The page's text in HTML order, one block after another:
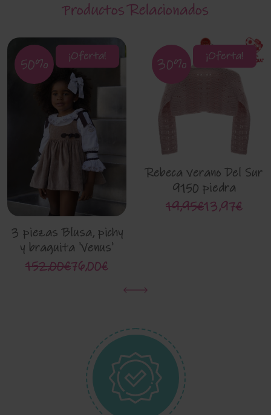
Productos Relacionados
¡Oferta!
50%
3 piezas Blusa, pichy
y braguita 'Venus'
Noma Fernandez
152,00€76,00€
¡Oferta!
30%
Rebeca verano Del Sur
9150 piedra
19,95€13,97€